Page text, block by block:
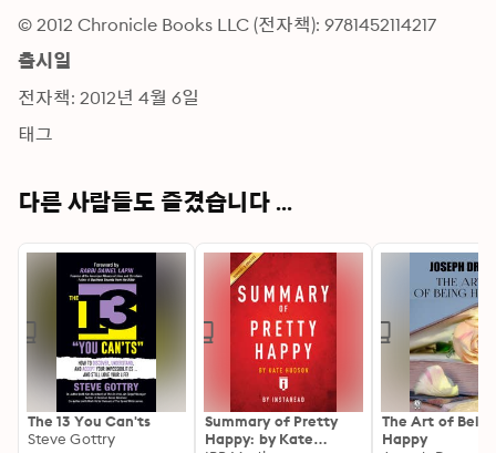
© 2012 Chronicle Books LLC (전자책): 9781452114217
출시일
전자책: 2012년 4월 6일
태그
다른 사람들도 즐겼습니다 ...
The 13 You Can'ts
Steve Gottry
Summary of Pretty
Happy: by Kate
The Art of
Happy